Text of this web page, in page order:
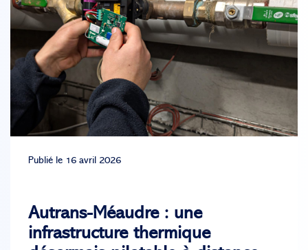
Publié le 16 avril 2026
Autrans-Méaudre : une
infrastructure thermique